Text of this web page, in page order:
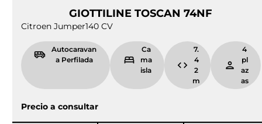
GIOTTILINE TOSCAN 74NF
Citroen Jumper140 CV
Autocaravan
a Perfilada
Ca
ma
isla
7.
4
2
m
4
pl
az
as
Precio a consultar